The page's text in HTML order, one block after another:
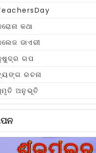
କଥା
ଡାଏରୀ
ଗପ
ରଚନା
ଅନୁଭୂତି